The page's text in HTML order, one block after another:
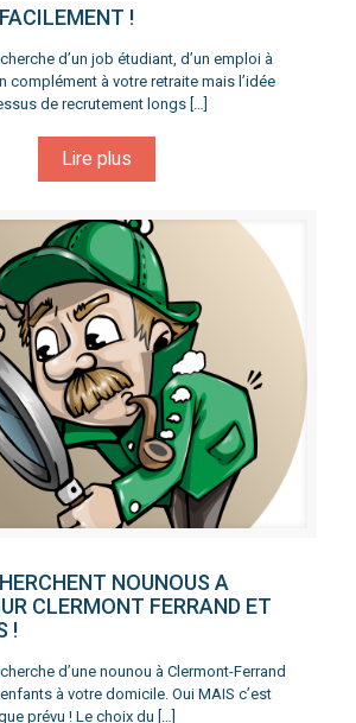
!
d’un job étudiant, d’un emploi à
complément à votre retraite mais l’idée
de recrutement longs […]
Lire plus
NOUNOUS A
CLERMONT FERRAND ET
!
d’une nounou à Clermont-Ferrand
à votre domicile. Oui MAIS c’est
prévu ! Le choix du […]